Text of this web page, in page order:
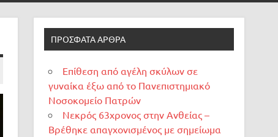
ΠΡΌΣΦΑΤΑ ΆΡΘΡΑ
Επίθεση από αγέλη σκύλων σε
γυναίκα έξω από το Πανεπιστημιακό
Νοσοκομείο Πατρών
Νεκρός 63χρονος στην Ανθείας –
Βρέθηκε απαγχονισμένος με σημείωμα